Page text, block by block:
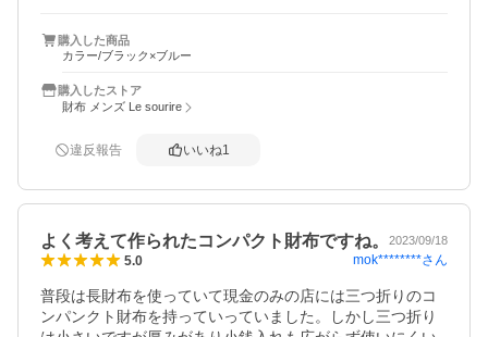
度)入れたとき膨らみが左に寄り財布を畳んだときの収まり
がよくなる。現状は、小銭入れの中央が膨らみホックが止
め難くなり左(財布の中央)に空間が生じてしまい、財布がポ
カンと口を開いているようになる。
購入した商品
カラー/ブラック×ブルー
購入したストア
財布 メンズ Le sourire
違反報告 いいね1
よく考えて作られたコンパクト財布ですね。 2023/09/18
5.0 mok********さん
普段は長財布を使っていて現金のみの店には三つ折りのコ
ンパンクト財布を持っていっていました。しかし三つ折り